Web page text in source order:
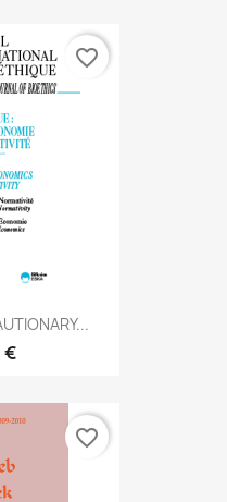
€
favorite_border
favorite_border